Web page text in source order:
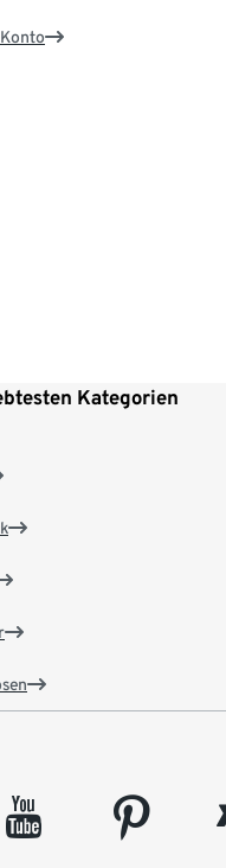
Kategorien
youtube pinterest